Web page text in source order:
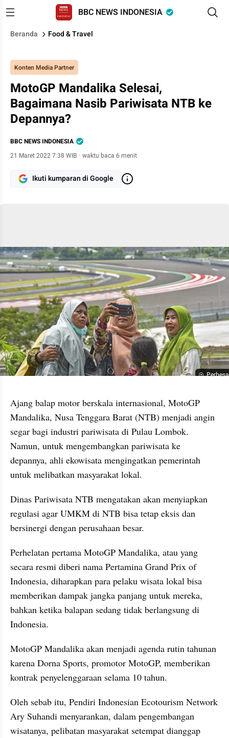
BBC NEWS INDONESIA
Beranda Food & Travel
Konten Media Partner
MotoGP Mandalika Selesai,
Bagaimana Nasib Pariwisata NTB ke
Depannya?
BBC NEWS INDONESIA
21 Maret 2022 7:38 WIB · waktu baca 6 menit
Ikuti kumparan di Google
Ajang balap motor berskala internasional, MotoGP
Mandalika, Nusa Tenggara Barat (NTB) menjadi angin
segar bagi industri pariwisata di Pulau Lombok.
Namun, untuk mengembangkan pariwisata ke
depannya, ahli ekowisata mengingatkan pemerintah
untuk melibatkan masyarakat lokal.
Dinas Pariwisata NTB mengatakan akan menyiapkan
regulasi agar UMKM di NTB bisa tetap eksis dan
bersinergi dengan perusahaan besar.
Perhelatan pertama MotoGP Mandalika, atau yang
secara resmi diberi nama Pertamina Grand Prix of
Indonesia, diharapkan para pelaku wisata lokal bisa
memberikan dampak jangka panjang untuk mereka,
bahkan ketika balapan sedang tidak berlangsung di
Indonesia.
MotoGP Mandalika akan menjadi agenda rutin tahunan
karena Dorna Sports, promotor MotoGP, memberikan
kontrak penyelenggaraan selama 10 tahun.
Oleh sebab itu, Pendiri Indonesian Ecotourism Network
Ary Suhandi menyarankan, dalam pengembangan
wisatanya, pelibatan masyarakat setempat dianggap